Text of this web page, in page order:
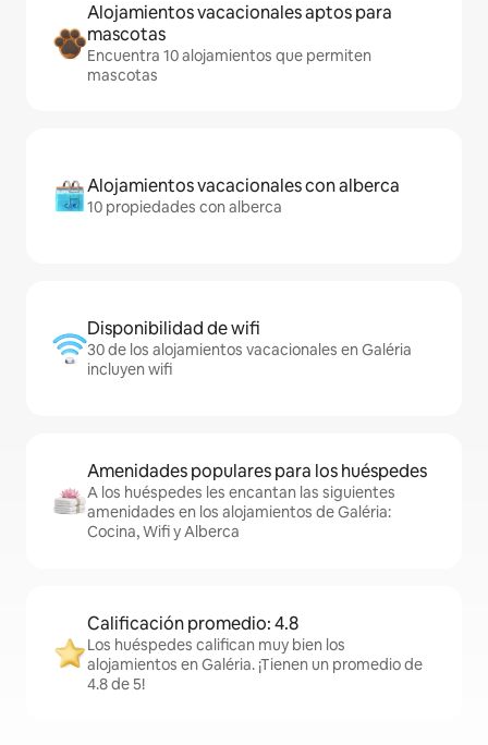
Alojamientos vacacionales aptos para
mascotas
Encuentra 10 alojamientos que permiten
mascotas
Alojamientos vacacionales con alberca
10 propiedades con alberca
Disponibilidad de wifi
30 de los alojamientos vacacionales en Galéria
incluyen wifi
Amenidades populares para los huéspedes
A los huéspedes les encantan las siguientes
amenidades en los alojamientos de Galéria:
Cocina, Wifi y Alberca
Calificación promedio: 4.8
Los huéspedes califican muy bien los
alojamientos en Galéria. ¡Tienen un promedio de
4.8 de 5!